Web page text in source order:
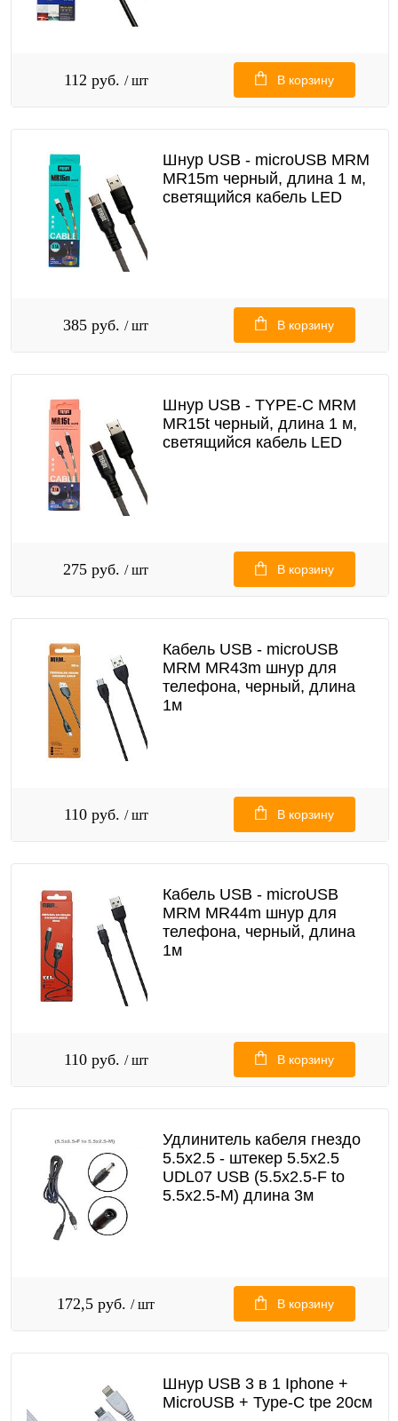
112 руб. / шт В корзину
Шнур USB - microUSB MRM
MR15m черный, длина 1 м,
светящийся кабель LED
385 руб. / шт В корзину
Шнур USB - TYPE-C MRM
MR15t черный, длина 1 м,
светящийся кабель LED
275 руб. / шт В корзину
Кабель USB - microUSB
MRM MR43m шнур для
телефона, черный, длина
1м
110 руб. / шт В корзину
Кабель USB - microUSB
MRM MR44m шнур для
телефона, черный, длина
1м
110 руб. / шт В корзину
Удлинитель кабеля гнездо
5.5x2.5 - штекер 5.5x2.5
UDL07 USB (5.5x2.5-F to
5.5x2.5-M) длина 3м
172,5 руб. / шт В корзину
Шнур USB 3 в 1 Iphone +
MicroUSB + Type-C tpe 20см